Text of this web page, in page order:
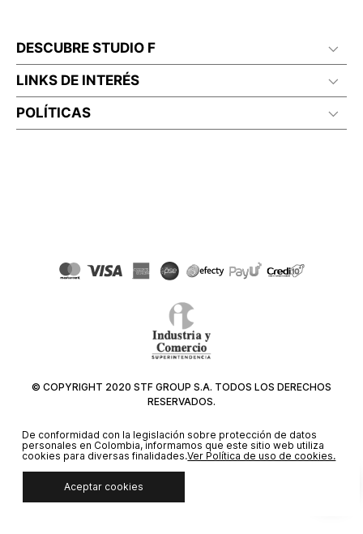
DESCUBRE STUDIO F
LINKS DE INTERÉS
POLÍTICAS
© COPYRIGHT 2020 STF GROUP S.A. TODOS LOS DERECHOS
RESERVADOS.
De conformidad con la legislación sobre protección de datos
personales en Colombia, informamos que este sitio web utiliza
cookies para diversas finalidades.Ver Política de uso de cookies.
Aceptar cookies